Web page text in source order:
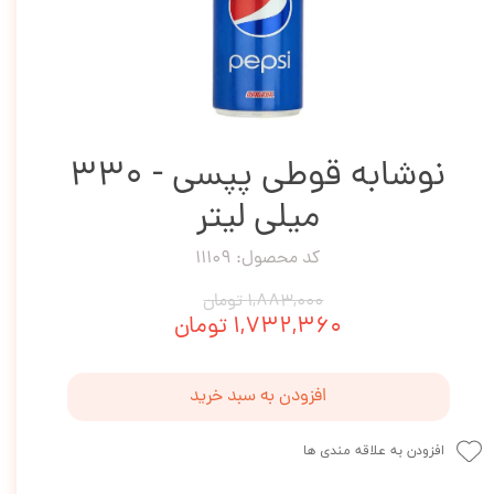
نوشابه قوطی پپسی - 330
میلی لیتر
کد محصول: 11109
۱,۸۸۳,۰۰۰ تومان
۱,۷۳۲,۳۶۰ تومان
افزودن به سبد خرید
افزودن به علاقه مندی ها